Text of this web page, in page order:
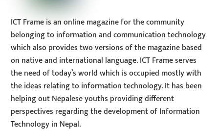
ICT Frame is an online magazine for the community
belonging to information and communication technology
which also provides two versions of the magazine based
on native and international language. ICT Frame serves
the need of today’s world which is occupied mostly with
the ideas relating to information technology. It has been
helping out Nepalese youths providing different
perspectives regarding the development of Information
Technology in Nepal.